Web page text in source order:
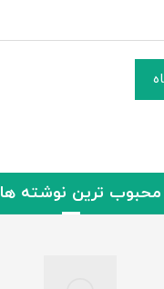
محبوب ترین نوشته ها